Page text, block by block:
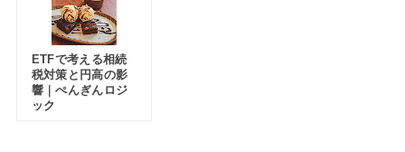
ETFで考える相続
税対策と円高の影
響｜ぺんぎんロジ
ック